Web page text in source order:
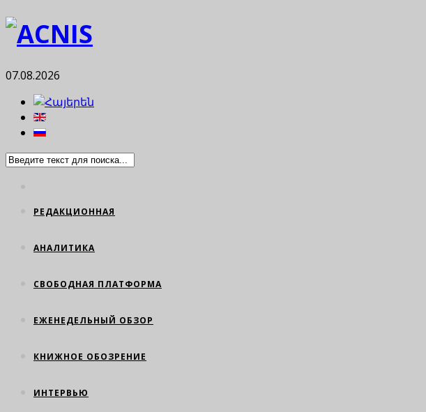
07.08.2026
РЕДАКЦИОННАЯ
АНАЛИТИКА
СВОБОДНАЯ ПЛАТФОРМА
ЕЖЕНЕДЕЛЬНЫЙ ОБЗОР
КНИЖНОЕ ОБОЗРЕНИЕ
ИНТЕРВЬЮ